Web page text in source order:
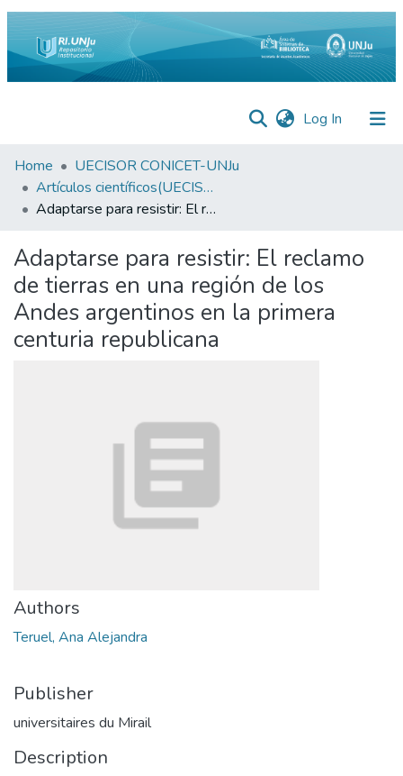
Log In (current)
Inicio
Institucional
Frecuentes
Estadísticas
Equipo
Home
UECISOR CONICET-UNJu
Artículos científicos(UECISOR)
Adaptarse para resistir: El reclamo de tierras en una región de los Andes argentinos en la primera centuria republicana
Adaptarse para resistir: El reclamo
de tierras en una región de los
Andes argentinos en la primera
centuria republicana
Authors
Teruel, Ana Alejandra
Publisher
universitaires du Mirail
Description